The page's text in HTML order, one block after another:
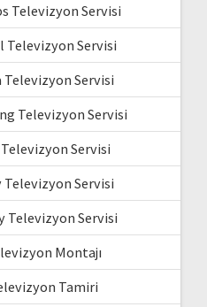
Televizyon Servisi
Televizyon Servisi
Televizyon Servisi
Televizyon Servisi
Servisi
Televizyon Servisi
Televizyon Servisi
Montajı
Tamiri